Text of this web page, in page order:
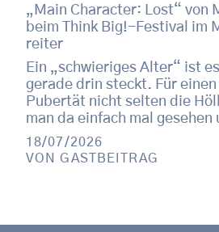
„Main Character: Lost“ von
beim Think Big!-Festival im
reiter
Ein „schwieriges Alter“ ist
gerade drin steckt. Für
Pubertät nicht selten die
man da einfach mal
18/07/2026
VONGASTBEITRAG